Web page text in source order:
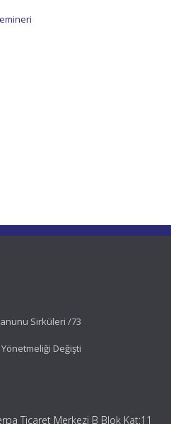
Sirküleri /73
Değişti
Ticaret Merkezi B Blok Kat:11